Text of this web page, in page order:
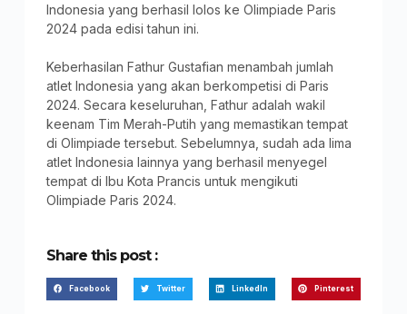
Indonesia yang berhasil lolos ke Olimpiade Paris
2024 pada edisi tahun ini.
Keberhasilan Fathur Gustafian menambah jumlah
atlet Indonesia yang akan berkompetisi di Paris
2024. Secara keseluruhan, Fathur adalah wakil
keenam Tim Merah-Putih yang memastikan tempat
di Olimpiade tersebut. Sebelumnya, sudah ada lima
atlet Indonesia lainnya yang berhasil menyegel
tempat di Ibu Kota Prancis untuk mengikuti
Olimpiade Paris 2024.
Share this post :
Facebook Twitter LinkedIn Pinterest